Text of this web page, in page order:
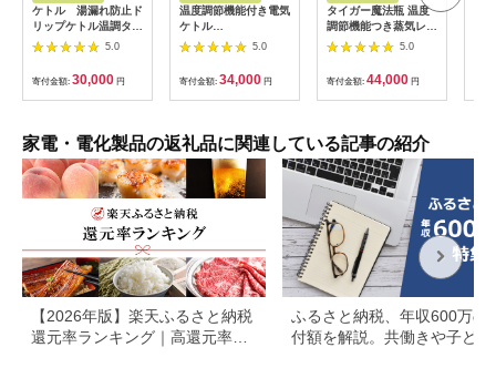
ケトル 湯漏れ防止ド
リップケトル温調タイ
プ IKE-C800T-H5.0
寄付金額: 30,000 円
温度調節機能付き電気
ケトル
（1200W/0.8L）
EGL-C1281【ホワイ
トシルバー】77685
F4N-0707
5.0
寄付金額: 34,000 円
タイガー魔法瓶 温度
調節機能つき蒸気レス
電気ケトル 1.2L PTV-
A120【HC チェスナ
ッツグレー、WG グレ
イッシュホワイト】大
阪府門真市 家電 電化
活家電 新生活 新生活
応援
5.0
寄付金額: 44,000 円
家電・電化製品の返礼品に関連している記事の紹介
【2026年版】楽天ふるさと納税
還元率ランキング｜高還元率返
ふるさと納税、年収600万の
付額を解説。共働きや子ども